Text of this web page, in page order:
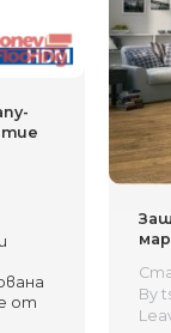
от
By